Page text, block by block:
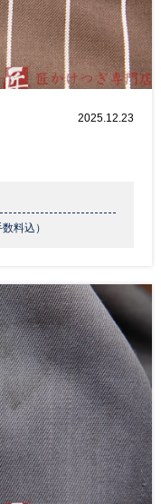
2025.12.23
料込）